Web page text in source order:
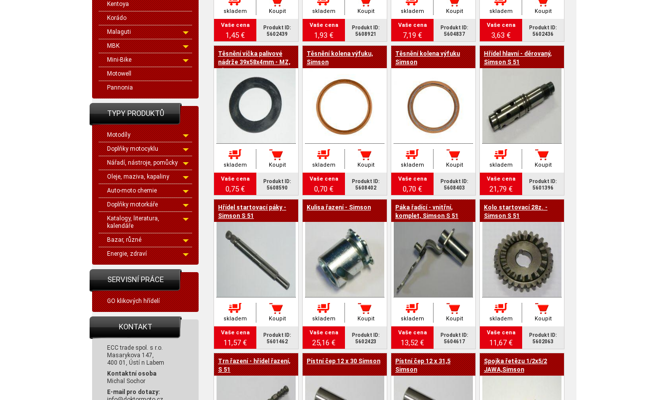
Kentoya
Korádo
Malaguti
MBK
Mini-Bike
Motowell
Pannonia
TYPY PRODUKTŮ
Motodíly
Doplňky motocyklu
Nářadí, nástroje, pomůcky
Oleje, maziva, kapaliny
Auto-moto chemie
Doplňky motorkáře
Katalogy, literatura,
kalendáře
Bazar, různé
Energie, zdraví
SERVISNÍ PRÁCE
GO klikových hřídelí
KONTAKT
ECC trade spol. s r.o.
Masarykova 147,
400 01, Ústí n Labem
Kontaktní osoba
Michal Sochor
E-mail pro dotazy:
skladem Koupit
Vaše cena
1,45 €
Produkt ID:
5602439
skladem Koupit
Vaše cena
1,93 €
Produkt ID:
5608921
skladem Koupit
Vaše cena
7,19 €
Produkt ID:
5604837
skladem Koupit
Vaše cena
3,63 €
Produkt ID:
5602436
Těsnění víčka palivové
nádrže 39x58x4mm - MZ,
skladem Koupit
Vaše cena
0,75 €
Produkt ID:
5608590
Těsnění kolena výfuku,
Simson
skladem Koupit
Vaše cena
0,70 €
Produkt ID:
5608402
Těsnění kolena výfuku
Simson
skladem Koupit
Vaše cena
0,70 €
Produkt ID:
5608403
Hřídel hlavní - děrovaný,
Simson S 51
skladem Koupit
Vaše cena
21,79 €
Produkt ID:
5601396
Hřídel startovací páky -
Simson S 51
skladem Koupit
Vaše cena
11,57 €
Produkt ID:
5601462
Kulisa řazení - Simson
skladem Koupit
Vaše cena
25,16 €
Produkt ID:
5602423
Páka řadící - vnitřní,
komplet, Simson S 51
skladem Koupit
Vaše cena
13,52 €
Produkt ID:
5604617
Kolo startovací 28z. -
Simson S 51
skladem Koupit
Vaše cena
11,67 €
Produkt ID:
5602063
Trn řazení - hřídel řazení,
S 51
Pístní čep 12 x 30 Simson
Pístní čep 12 x 31,5
Simson
Spojka řetězu 1/2x5/2
JAWA,Simson